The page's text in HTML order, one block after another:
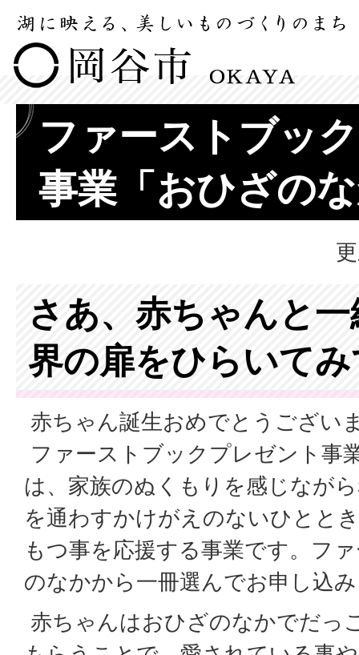
ファーストブッ
事業「おひざの
さあ、赤ちゃんと
界の扉をひらいて
赤ちゃん誕生おめでとうござい
ファーストブックプレゼント事
は、家族のぬくもりを感じなが
を通わすかけがえのないひとと
もつ事を応援する事業です。フ
のなかから一冊選んでお申し込
赤ちゃんはおひざのなかでだっ